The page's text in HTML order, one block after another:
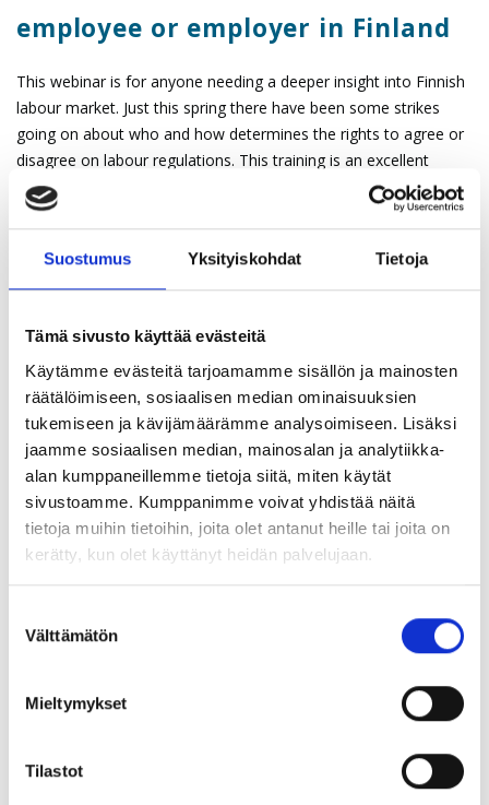
Suostumus Yksityiskohdat Tietoja
Tämä sivusto käyttää evästeitä
Käytämme evästeitä tarjoamamme sisällön ja mainosten
räätälöimiseen, sosiaalisen median ominaisuuksien
tukemiseen ja kävijämäärämme analysoimiseen. Lisäksi
jaamme sosiaalisen median, mainosalan ja analytiikka-
alan kumppaneillemme tietoja siitä, miten käytät
sivustoamme. Kumppanimme voivat yhdistää näitä
tietoja muihin tietoihin, joita olet antanut heille tai joita on
kerätty, kun olet käyttänyt heidän palvelujaan.
valinta
Välttämätön
Mieltymykset
Tilastot
employee or employer in Finland
This webinar is for anyone needing a deeper insight into Finnish
labour market. Just this spring there have been some strikes
going on about who and how determines the rights to agree or
disagree on labour regulations. This training is an excellent
chance to know more.
Aim:You will know where the answers come to questions like:
How much vacation am I entitled for?
How much is my weekly working time?
And many others more.
Schedule:
16.50 On-line classroom opens up
17.00 Webinar begins
18.00 Webinar comes to an end
Trainer Daniel Valtakari is a senior adviser at Academic
experience in personnel representation on company level and
Enroll in the webinari via TJS
Enroll (Ilmoittaudu koulutukseen) -button on this
page will take you to a registration form, that is in